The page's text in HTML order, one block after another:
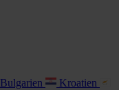
Bulgarien
Kroatien